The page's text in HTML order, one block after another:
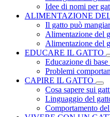
Idee di nomi per
ALIMENTAZIONE
Il gatto può
Alimentazione del
Alimentazione del
EDUCARE IL GATTO
Educazione di
Problemi
CAPIRE IL GATTO
Cosa sapere sui
Linguaggio del
Comportamento